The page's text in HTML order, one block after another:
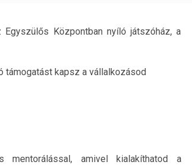
Központban nyíló játszóház, a
támogatást kapsz a vállalkozásod
mentorálással, amivel kialakíthatod a